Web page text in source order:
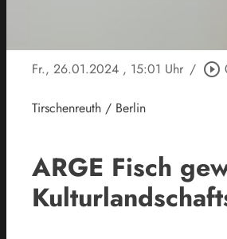
Fr., 26.01.2024 , 15:01 Uhr / play_circle_outline
Tirschenreuth / Berlin
ARGE Fisch